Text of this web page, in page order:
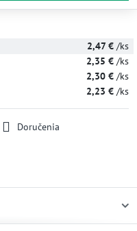
2,47 € /ks
2,35 € /ks
2,30 € /ks
2,23 € /ks
Doručenia